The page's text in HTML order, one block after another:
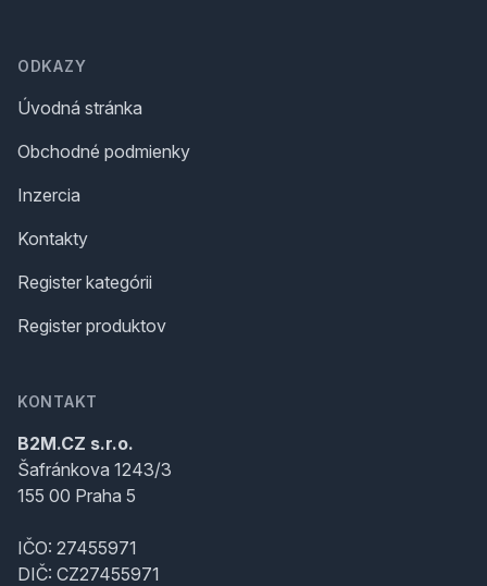
ODKAZY
Úvodná stránka
Obchodné podmienky
Inzercia
Kontakty
Register kategórii
Register produktov
KONTAKT
B2M.CZ s.r.o.
Šafránkova 1243/3
155 00 Praha 5
IČO: 27455971
DIČ: CZ27455971